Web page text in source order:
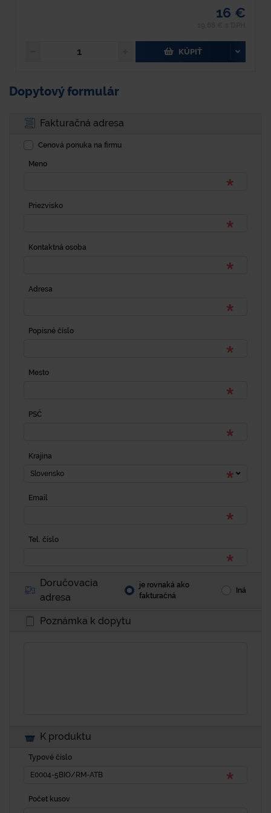
16 €
KÚPIŤ
Dopytový formulár
Fakturačná adresa
Cenová ponuka na firmu
Meno
Priezvisko
Kontaktná osoba
Adresa
Popisné číslo
Mesto
PSČ
Krajina
Slovensko
Email
Tel. číslo
Doručovacia
adresa
je rovnaká ako
fakturačná
Iná
Poznámka k dopytu
K produktu
Typové číslo
Počet kusov